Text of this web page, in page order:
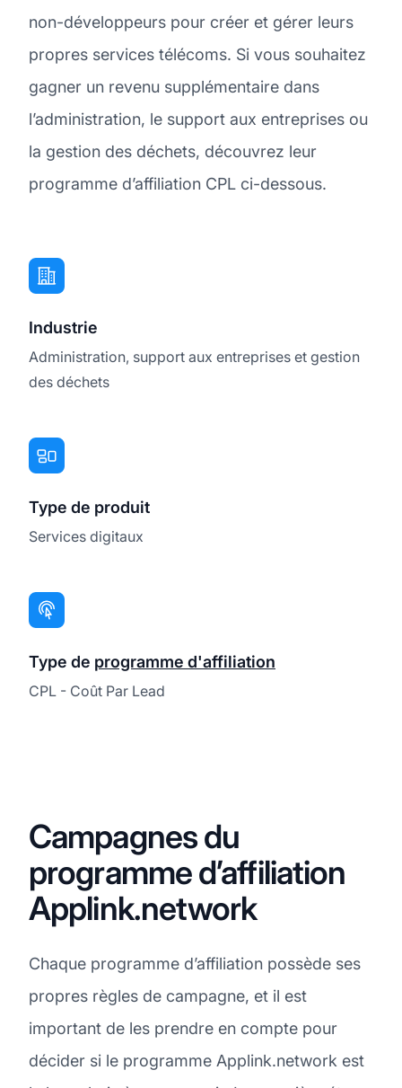
non-développeurs pour créer et gérer leurs
propres services télécoms. Si vous souhaitez
gagner un revenu supplémentaire dans
l’administration, le support aux entreprises ou
la gestion des déchets, découvrez leur
programme d’affiliation CPL ci-dessous.
Industrie
Administration, support aux entreprises et gestion
des déchets
Type de produit
Services digitaux
Type de programme d'affiliation
CPL - Coût Par Lead
Campagnes du
programme d’affiliation
Applink.network
Chaque programme d’affiliation possède ses
propres règles de campagne, et il est
important de les prendre en compte pour
décider si le programme Applink.network est